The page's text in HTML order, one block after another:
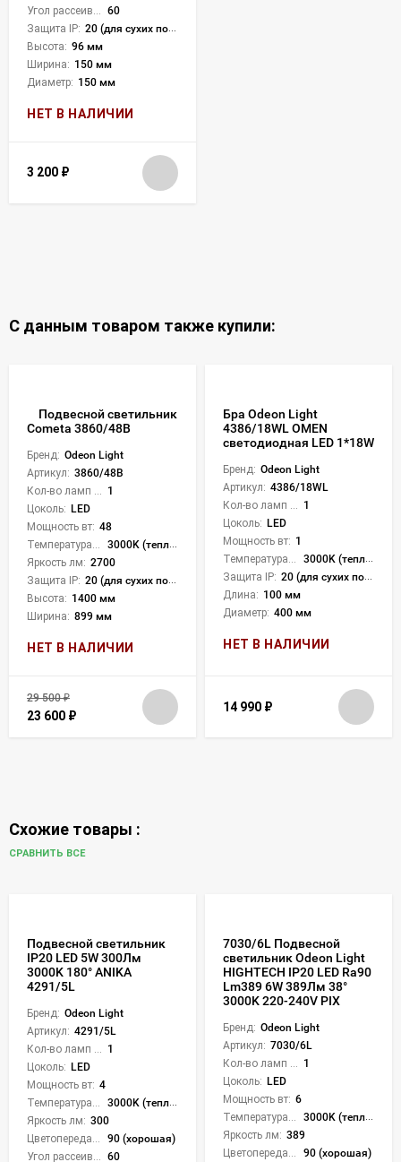
60
Защита IP: 20 (для сухих пом.)
Высота: 96 мм
Ширина: 150 мм
Диаметр: 150 мм
НЕТ В НАЛИЧИИ
3 200 ₽
С данным товаром также купили:
Подвесной светильник
Cometa 3860/48B
Бренд: Odeon Light
Артикул: 3860/48B
Кол-во ламп или LED: 1
Цоколь: LED
Мощность вт: 48
Температура света:
3000K (теплый)
Яркость лм: 2700
Защита IP: 20 (для сухих пом.)
Высота: 1400 мм
Ширина: 899 мм
НЕТ В НАЛИЧИИ
29 500₽
23 600 ₽
Бра Odeon Light
4386/18WL OMEN
светодиодная LED 1*18W
Бренд: Odeon Light
Артикул: 4386/18WL
1
Цоколь: LED
Мощность вт: 1
3000K (теплый)
Защита IP: 20 (для сухих пом.)
Длина: 100 мм
Диаметр: 400 мм
НЕТ В НАЛИЧИИ
14 990 ₽
Схожие товары :
СРАВНИТЬ ВСЕ
Подвесной светильник
IP20 LED 5W 300Лм
3000K 180° ANIKA
4291/5L
Бренд: Odeon Light
Артикул: 4291/5L
Кол-во ламп или LED: 1
Цоколь: LED
Мощность вт: 4
Температура света:
3000K (теплый)
Яркость лм: 300
Цветопередача (CRI):
90 (хорошая)
Угол рассеивания света °: 60
7030/6L Подвесной
светильник Odeon Light
HIGHTECH IP20 LED Ra90
Lm389 6W 389Лм 38°
3000K 220-240V PIX
Бренд: Odeon Light
Артикул: 7030/6L
Кол-во ламп или LED: 1
Цоколь: LED
Мощность вт: 6
Температура света:
3000K (теплый)
Яркость лм: 389
Цветопередача (CRI):
90 (хорошая)